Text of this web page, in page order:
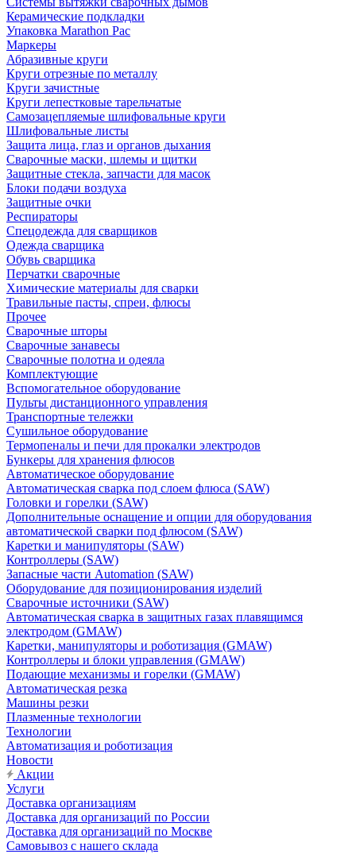
Керамические подкладки
Упаковка Marathon Pac
Маркеры
Абразивные круги
Круги отрезные по металлу
Круги зачистные
Круги лепестковые тарельчатые
Самозацепляемые шлифовальные круги
Шлифовальные листы
Защита лица, глаз и органов дыхания
Сварочные маски, шлемы и щитки
Защитные стекла, запчасти для масок
Блоки подачи воздуха
Защитные очки
Респираторы
Спецодежда для сварщиков
Одежда сварщика
Обувь сварщика
Перчатки сварочные
Химические материалы для сварки
Травильные пасты, спреи, флюсы
Прочее
Сварочные шторы
Сварочные занавесы
Сварочные полотна и одеяла
Комплектующие
Вспомогательное оборудование
Пульты дистанционного управления
Транспортные тележки
Сушильное оборудование
Термопеналы и печи для прокалки электродов
Бункеры для хранения флюсов
Автоматическое оборудование
Автоматическая сварка под слоем флюса (SAW)
Головки и горелки (SAW)
Дополнительные оснащение и опции для оборудования
автоматической сварки под флюсом (SAW)
Каретки и манипуляторы (SAW)
Контроллеры (SAW)
Запасные части Automation (SAW)
Оборудование для позиционирования изделий
Сварочные источники (SAW)
Автоматическая сварка в защитных газах плавящимся
электродом (GMAW)
Каретки, манипуляторы и роботизация (GMAW)
Контроллеры и блоки управления (GMAW)
Подающие механизмы и горелки (GMAW)
Автоматическая резка
Машины резки
Плазменные технологии
Технологии
Автоматизация и роботизация
Новости
Акции
Услуги
Доставка организациям
Доставка для организаций по России
Доставка для организаций по Москве
Самовывоз с нашего склада